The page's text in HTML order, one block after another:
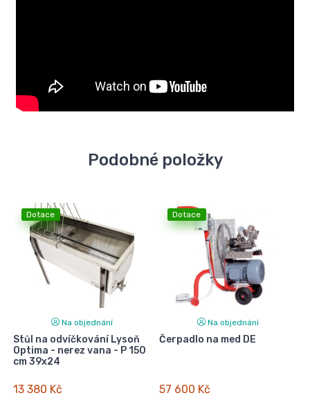
Podobné položky
Dotace
Na objednání
Stůl na odvíčkování Lysoň
Optima - nerez vana - P 150
cm 39x24
13 380 Kč
Dotace
Na objednání
Čerpadlo na med DE
57 600 Kč